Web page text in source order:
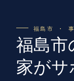
福島市 · 事
福島市
家がサ